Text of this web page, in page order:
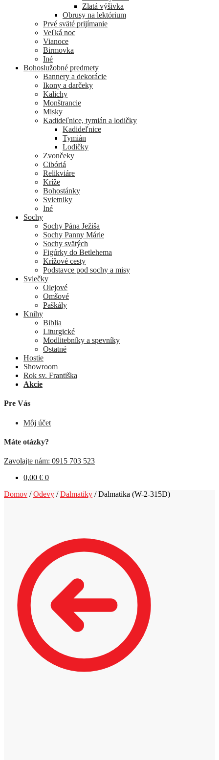
Zlatá výšivka
Obrusy na lektórium
Prvé sväté prijímanie
Veľká noc
Vianoce
Birmovka
Iné
Bohoslužobné predmety
Bannery a dekorácie
Ikony a darčeky
Kalichy
Monštrancie
Misky
Kadideľnice, tymián a lodičky
Kadideľnice
Tymián
Lodičky
Zvončeky
Cibóriá
Relikviáre
Kríže
Bohostánky
Svietniky
Iné
Sochy
Sochy Pána Ježiša
Sochy Panny Márie
Sochy svätých
Figúrky do Betlehema
Krížové cesty
Podstavce pod sochy a misy
Sviečky
Olejové
Omšové
Paškály
Knihy
Biblia
Liturgické
Modlitebníky a spevníky
Ostatné
Hostie
Showroom
Rok sv. Františka
Akcie
Pre Vás
Môj účet
Máte otázky?
Zavolajte nám: 0915 703 523
0,00 € 0
Domov /Odevy /Dalmatiky /Dalmatika (W-2-315D)